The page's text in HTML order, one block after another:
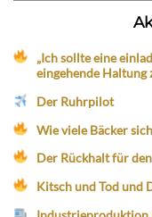
„Ich sollte eine
eingehende Haltung
Der Ruhrpilot
Wie viele Bäcker
Der Rückhalt für
Kitsch und Tod und